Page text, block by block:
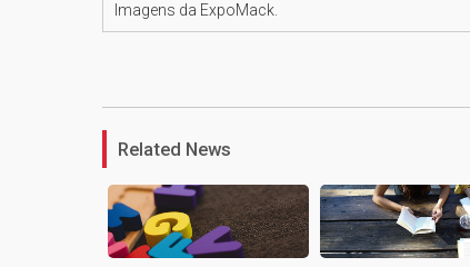
Imagens da ExpoMack.
Related News